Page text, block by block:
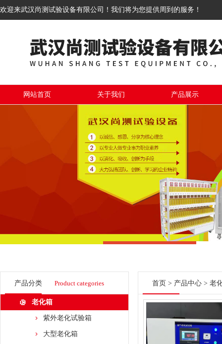
欢迎来武汉尚测试验设备有限公司！我们将为您提供周到的服务！
网站首页 关于我们 产品展示
产品分类 Product categories
老化箱
紫外老化试验箱
大型老化箱
首页 > 产品中心 > 老